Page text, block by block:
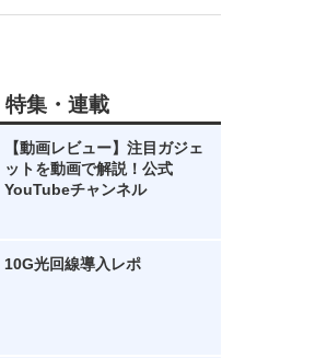
特集・連載
【動画レビュー】注目ガジェ
ットを動画で解説！公式
YouTubeチャンネル
10G光回線導入レポ